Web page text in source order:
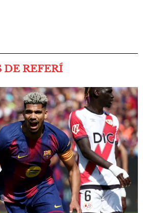
REFERÍ